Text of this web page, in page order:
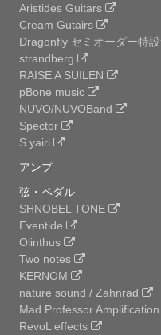
Aristides Guitars
Cream Gutairs
Dragonfly セミオーダー特
strandberg
RAISE A SUILEN
pBone music
NUVO/NUVOBand
Spector
S.yairi
アンプ
弦・ペダル
SHNOBEL TONE
Eventide
Olinthus
Two notes
KERNOM
nature sound / Zahnrad
Mad Professor
RevoL effects